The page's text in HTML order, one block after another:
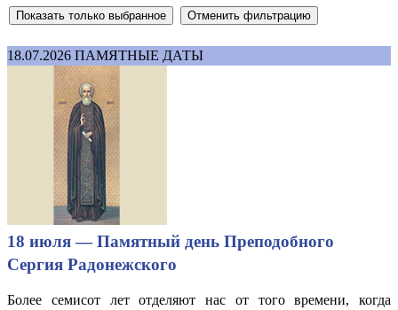
18.07.2026 ПАМЯТНЫЕ ДАТЫ
18 июля — Памятный день Преподобного
Сергия Радонежского
Более семисот лет отделяют нас от того времени, когда